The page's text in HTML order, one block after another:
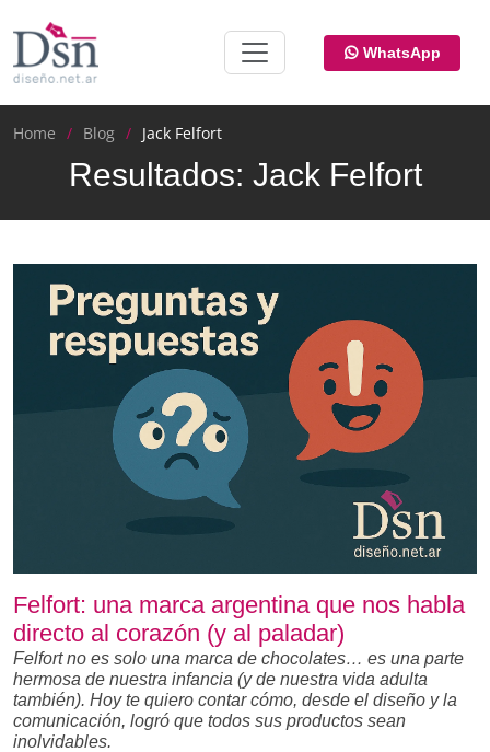
WhatsApp
Home Blog Jack Felfort
Resultados: Jack Felfort
Felfort: una marca argentina que nos habla
directo al corazón (y al paladar)
Felfort no es solo una marca de chocolates… es una parte
hermosa de nuestra infancia (y de nuestra vida adulta
también). Hoy te quiero contar cómo, desde el diseño y la
comunicación, logró que todos sus productos sean
inolvidables.